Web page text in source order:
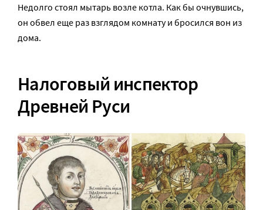
Недолго стоял мытарь возле котла. Как бы очнувшись,
он обвел еще раз взглядом комнату и бросился вон из
дома.
Налоговый инспектор
Древней Руси